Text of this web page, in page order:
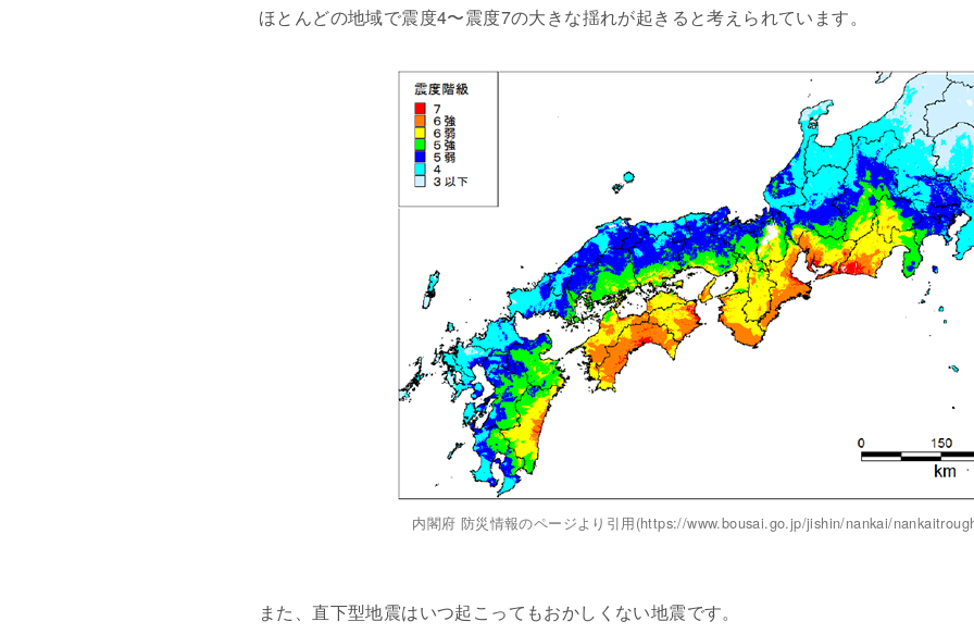
ほとんどの地域で震度4〜震度7の大きな揺れが起きると考えられています。
内閣府 防災情報のページより引用(https://www.bousai.go.jp/jishin/nankai/
また、直下型地震はいつ起こってもおかしくない地震です。